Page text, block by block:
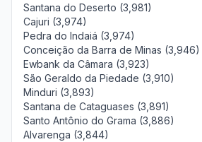
Santana do Deserto (3,981)
Cajuri (3,974)
Pedra do Indaiá (3,974)
Conceição da Barra de Minas (3,946)
Ewbank da Câmara (3,923)
São Geraldo da Piedade (3,910)
Minduri (3,893)
Santana de Cataguases (3,891)
Santo Antônio do Grama (3,886)
Alvarenga (3,844)